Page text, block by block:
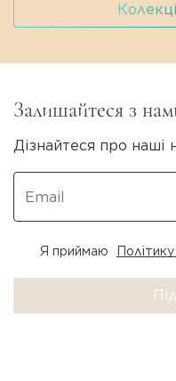
Залишайтеся з
Дізнайтеся про
Я приймаю